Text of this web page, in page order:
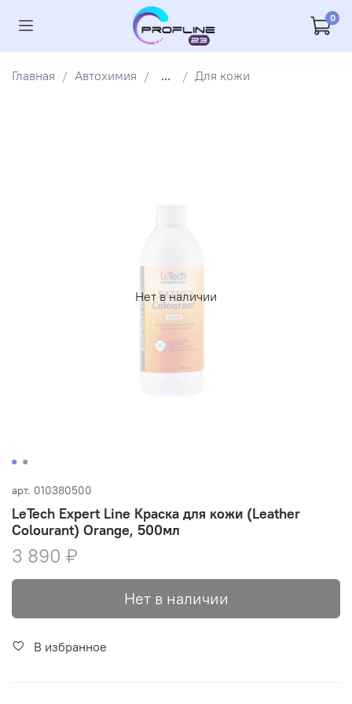
0
Главная Автохимия ... Для кожи
Нет в наличии
арт. 010380500
LeTech Expert Line Краска для кожи (Leather
Colourant) Orange, 500мл
3 890 ₽
Нет в наличии
В избранное